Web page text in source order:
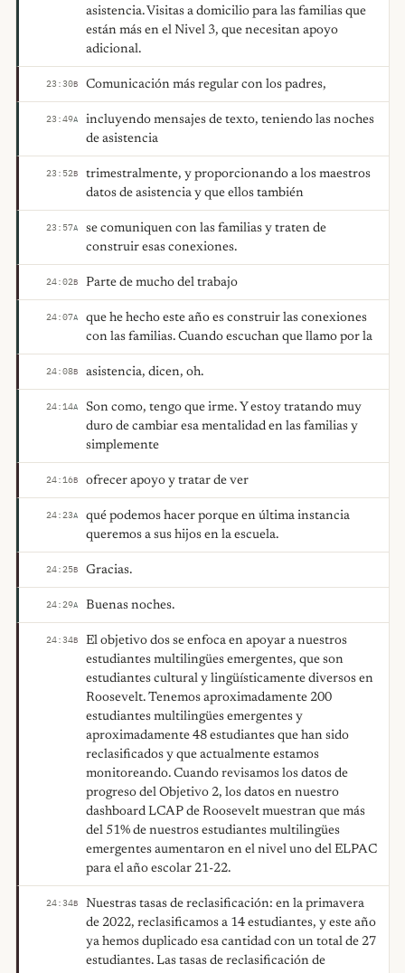
asistencia. Visitas a domicilio para las familias que
están más en el Nivel 3, que necesitan apoyo
adicional.
23:30B Comunicación más regular con los padres,
23:49A
incluyendo mensajes de texto, teniendo las noches
de asistencia
23:52B
trimestralmente, y proporcionando a los maestros
datos de asistencia y que ellos también
23:57A
se comuniquen con las familias y traten de
construir esas conexiones.
24:02B Parte de mucho del trabajo
24:07A
que he hecho este año es construir las conexiones
con las familias. Cuando escuchan que llamo por la
24:08B asistencia, dicen, oh.
24:14A
Son como, tengo que irme. Y estoy tratando muy
duro de cambiar esa mentalidad en las familias y
simplemente
24:16B ofrecer apoyo y tratar de ver
24:23A
qué podemos hacer porque en última instancia
queremos a sus hijos en la escuela.
24:25B Gracias.
24:29A Buenas noches.
24:34B
El objetivo dos se enfoca en apoyar a nuestros
estudiantes multilingües emergentes, que son
estudiantes cultural y lingüísticamente diversos en
Roosevelt. Tenemos aproximadamente 200
estudiantes multilingües emergentes y
aproximadamente 48 estudiantes que han sido
reclasificados y que actualmente estamos
monitoreando. Cuando revisamos los datos de
progreso del Objetivo 2, los datos en nuestro
dashboard LCAP de Roosevelt muestran que más
del 51% de nuestros estudiantes multilingües
emergentes aumentaron en el nivel uno del ELPAC
para el año escolar 21-22.
24:34B
Nuestras tasas de reclasificación: en la primavera
de 2022, reclasificamos a 14 estudiantes, y este año
ya hemos duplicado esa cantidad con un total de 27
estudiantes. Las tasas de reclasificación de